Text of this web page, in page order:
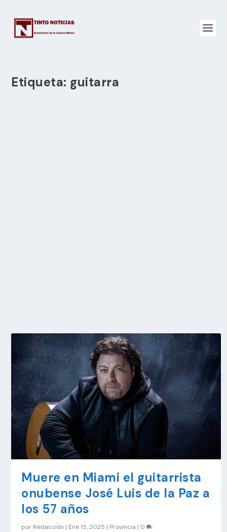
Etiqueta: guitarra
Muere en Miami el guitarrista
onubense José Luis de la Paz a
los 57 años
por Redacción | Ene 15, 2025 | Provincia | 0